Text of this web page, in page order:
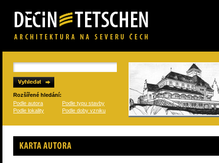
Rozšířené hledání:
Podle autora
Podle typu stavby
Podle lokality
Podle doby vzniku
Karta autora